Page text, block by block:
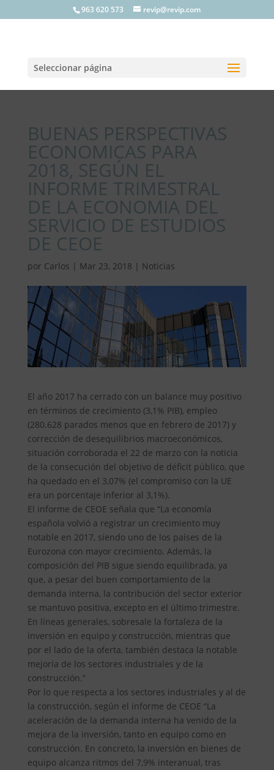
963 620 573 revip@revip.com
Seleccionar página
BUENAS PERSPECTIVAS
ECONOMICAS PARA
2018, SEGÚN EL
INFORME TRIMESTRAL
DE LA ECONOMIA DEL
SERVICIO DE ESTUDIOS
DE CEOE
por Carlos | Mar 23, 2018 | Noticias
El año 2017 ha cerrado con un balance muy positivo
en términos de crecimiento (3,1% PIB), empleo
(280.628 parados menos que en febrero de 2017) y
corrección de desequilibrios macroeconómicos,
situación corroborada el 22 de marzo con la noticia
de la consecución del objetivo de déficit público, que
ha quedado en el 3,07% (el compromiso con la UE
era un porcentaje inferior al 3,1%).
El informe de CEOE señala que “La economía
española volvió a registrar un crecimiento muy
notable en 2017, siendo uno de los países de la
Eurozona con mayor crecimiento. Además, la
composición del PIB sigue siendo equilibrada, ya
que, a pesar del buen comportamiento de la
demanda interna, la contribución del sector exterior
se mantuvo positiva, excepto en el último trimestre.
En líneas generales, sobresale la fortaleza de la
inversión en equipo y construcción, mientras que
por el lado de la oferta, también destaca la notable
mejoría de los sectores industriales y de la
construcción.”
Por lo que respecta a los sectores industriales y al de
la construcción, según el informe de CEOE “La
aceleración de la demanda interna ha venido de la
mejora de la inversión, tanto en equipo como en
construcción. En concreto, la inversión en bienes de
equipo alcanza ritmos del 7,9% interanual, tras